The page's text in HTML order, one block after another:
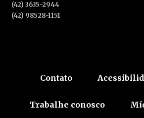
(42) 3635-2944
(42) 98528-1151
Contato
Trabalhe conosco